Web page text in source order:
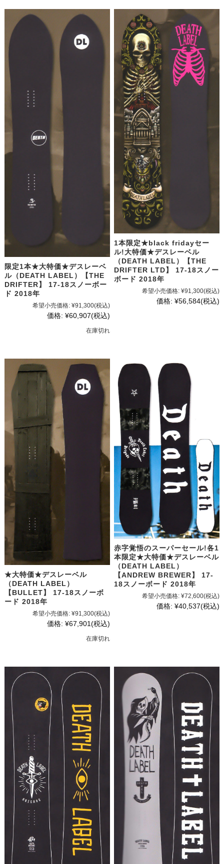
限定1本★大特価★デスレーベ
ル（DEATH LABEL）【THE
DRIFTER】 17-18スノーボー
ド 2018年
希望小売価格: ¥91,300(税込)
価格: ¥60,907(税込)
在庫切れ
1本限定★black fridayセー
ル!大特価★デスレーベル
（DEATH LABEL）【THE
DRIFTER LTD】 17-18スノー
ボード 2018年
希望小売価格: ¥91,300(税込)
価格: ¥56,584(税込)
★大特価★デスレーベル
（DEATH LABEL）
【BULLET】 17-18スノーボ
ード 2018年
希望小売価格: ¥91,300(税込)
価格: ¥67,901(税込)
在庫切れ
赤字覚悟のスーパーセール!各1
本限定★大特価★デスレーベル
（DEATH LABEL）
【ANDREW BREWER】 17-
18スノーボード 2018年
希望小売価格: ¥72,600(税込)
価格: ¥40,537(税込)